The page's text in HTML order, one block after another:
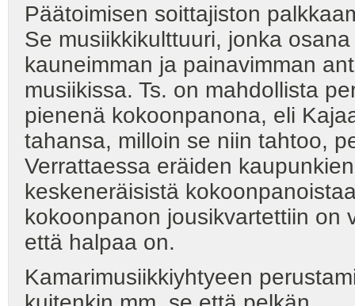
Päätoimisen soittajiston
Se musiikkikulttuuri, jonka
kauneimman ja painavimman
musiikissa. Ts. on mahdollista
pienenä kokoonpanona, eli
tahansa, milloin se niin tahtoo,
Verrattaessa eräiden
keskeneräisistä
kokoonpanon jousikvartettiin on
että halpaa on.
Kamarimusiikkiyhtyeen